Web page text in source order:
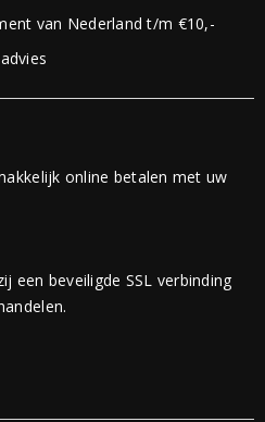
van Nederland t/m €10,-
online betalen met uw
een beveiligde SSL verbinding